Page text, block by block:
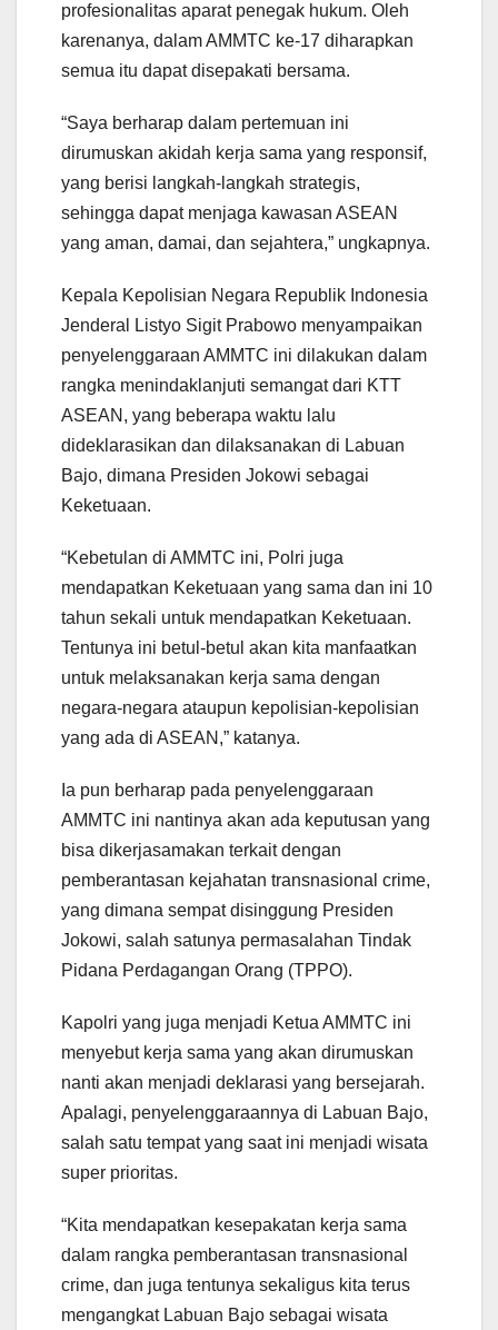
profesionalitas aparat penegak hukum. Oleh
karenanya, dalam AMMTC ke-17 diharapkan
semua itu dapat disepakati bersama.
“Saya berharap dalam pertemuan ini
dirumuskan akidah kerja sama yang responsif,
yang berisi langkah-langkah strategis,
sehingga dapat menjaga kawasan ASEAN
yang aman, damai, dan sejahtera,” ungkapnya.
Kepala Kepolisian Negara Republik Indonesia
Jenderal Listyo Sigit Prabowo menyampaikan
penyelenggaraan AMMTC ini dilakukan dalam
rangka menindaklanjuti semangat dari KTT
ASEAN, yang beberapa waktu lalu
dideklarasikan dan dilaksanakan di Labuan
Bajo, dimana Presiden Jokowi sebagai
Keketuaan.
“Kebetulan di AMMTC ini, Polri juga
mendapatkan Keketuaan yang sama dan ini 10
tahun sekali untuk mendapatkan Keketuaan.
Tentunya ini betul-betul akan kita manfaatkan
untuk melaksanakan kerja sama dengan
negara-negara ataupun kepolisian-kepolisian
yang ada di ASEAN,” katanya.
Ia pun berharap pada penyelenggaraan
AMMTC ini nantinya akan ada keputusan yang
bisa dikerjasamakan terkait dengan
pemberantasan kejahatan transnasional crime,
yang dimana sempat disinggung Presiden
Jokowi, salah satunya permasalahan Tindak
Pidana Perdagangan Orang (TPPO).
Kapolri yang juga menjadi Ketua AMMTC ini
menyebut kerja sama yang akan dirumuskan
nanti akan menjadi deklarasi yang bersejarah.
Apalagi, penyelenggaraannya di Labuan Bajo,
salah satu tempat yang saat ini menjadi wisata
super prioritas.
“Kita mendapatkan kesepakatan kerja sama
dalam rangka pemberantasan transnasional
crime, dan juga tentunya sekaligus kita terus
mengangkat Labuan Bajo sebagai wisata